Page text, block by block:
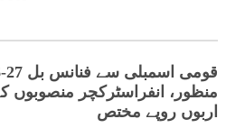
منظور، انفراسٹرکچر منصوبوں
اربوں روپے مختص